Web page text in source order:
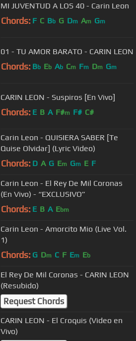
MI JUVENTUD A LOS 40 - Carin Leon
Chords: F C Bb G Dm Am Gm
01 - TU AMOR BARATO - CARIN LEON
Chords: Bb Eb Ab Cm Fm Dm Gm
CARIN LEON - Suspiros [En Vivo]
Chords: E B A F#m F# C#
Carin Leon - QUISIERA SABER [Te
Quise Olvidar] (Lyric Video)
Chords: D A G Em Gm E F
Carin Leon - El Rey De Mil Coronas
(En Vivo) - “EXCLUSIVO”
Chords: E B A Ebm
Carin Leon - Amorcito Mio (Live Vol.
1)
Chords: G Dm C F Em Eb
El Rey De Mil Coronas - CARIN LEON
(Resubido)
Request Chords
CARIN LEON - El Croquis (Video en
Vivo)